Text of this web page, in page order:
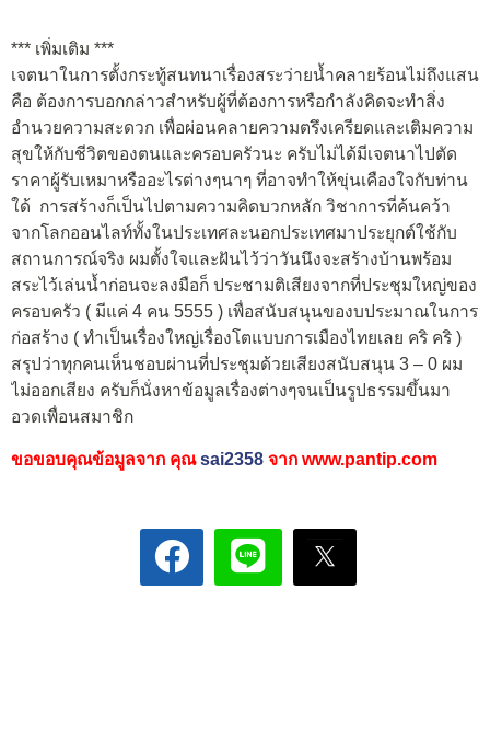
*** เพิ่มเติม ***
เจตนาในการตั้งกระทู้สนทนาเรื่องสระว่ายน้ำคลายร้อนไม่ถึงแสน
คือ ต้องการบอกกล่าวสำหรับผู้ที่ต้องการหรือกำลังคิดจะทำสิ่ง
อำนวยความสะดวก เพื่อผ่อนคลายความตรึงเครียดและเติมความ
สุขให้กับชีวิตของตนและครอบครัวนะ ครับไม่ได้มีเจตนาไปตัด
ราคาผู้รับเหมาหรืออะไรต่างๆนาๆ ที่อาจทำให้ขุ่นเคืองใจกับท่าน
ใด้ การสร้างก็เป็นไปตามความคิดบวกหลัก วิชาการที่ค้นคว้า
จากโลกออนไลท์ทั้งในประเทศละนอกประเทศมาประยุกต์ใช้กับ
สถานการณ์จริง ผมตั้งใจและฝันไว้ว่าวันนึงจะสร้างบ้านพร้อม
สระไว้เล่นน้ำก่อนจะลงมือก็ ประชามติเสียงจากที่ประชุมใหญ่ของ
ครอบครัว ( มีแค่ 4 คน 5555 ) เพื่อสนับสนุนของบประมาณในการ
ก่อสร้าง ( ทำเป็นเรื่องใหญ่เรื่องโตแบบการเมืองไทยเลย คริ คริ )
สรุปว่าทุกคนเห็นชอบผ่านที่ประชุมด้วยเสียงสนับสนุน 3 – 0 ผม
ไม่ออกเสียง ครับก็นั่งหาข้อมูลเรื่องต่างๆจนเป็นรูปธรรมขึ้นมา
อวดเพื่อนสมาชิก
ขอขอบคุณข้อมูลจาก คุณsai2358 จาก www.pantip.com